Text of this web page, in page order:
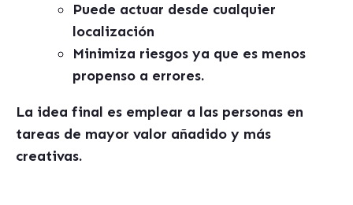
Puede actuar desde cualquier
localización
Minimiza riesgos ya que es menos
propenso a errores.
La idea final es emplear a las personas en
tareas de mayor valor añadido y más
creativas.